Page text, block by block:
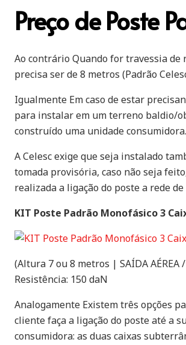
Preço de Poste
Ao contrário Quando for travessia de
precisa ser de 8 metros (Padrão
Igualmente Em caso de estar
para instalar em um terreno baldio/
construído uma unidade consumidora.
A Celesc exige que seja instalado
tomada provisória, caso não seja
realizada a ligação do poste a rede
KIT Poste Padrão Monofásico 3
(Altura 7 ou 8 metros | SAÍDA AÉREA /
Resistência: 150 daN
Analogamente Existem três opções
cliente faça a ligação do poste até a
consumidora: as duas caixas